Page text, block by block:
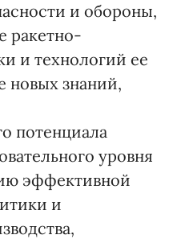
и обороны,
ракетно-
и технологий ее
новых знаний,
потенциала
уровня
эффективной
и